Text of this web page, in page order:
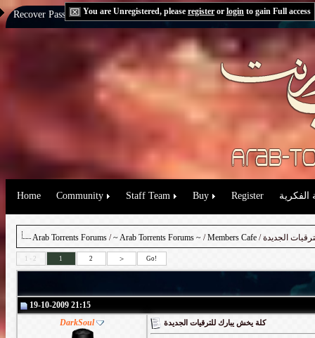
You are Unregistered, please register or login to gain Full access
Recover Password:via Email|via Question
Home Community Staff Team Buy Register الفكرية
Arab Torrents Forums /~ Arab Torrents Forums ~ /Members Cafe الجديدة
1 - 2 1 2 > Go!
19-10-2009 21:15
DarkSoul
كلة يخش يبارك للترقيات الجديدة